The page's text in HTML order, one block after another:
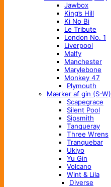
Jawbox
King’s Hill
Ki No Bi
Le Tribute
London No. 1
Liverpool
Malfy
Manchester
Marylebone
Monkey 47
Plymouth
Mærker af gin (S-W)
Scapegrace
Silent Pool
Sipsmith
Tanqueray
Three Wrens
Tranquebar
Ukiyo
Yu Gin
Volcano
Wint & Lila
Diverse